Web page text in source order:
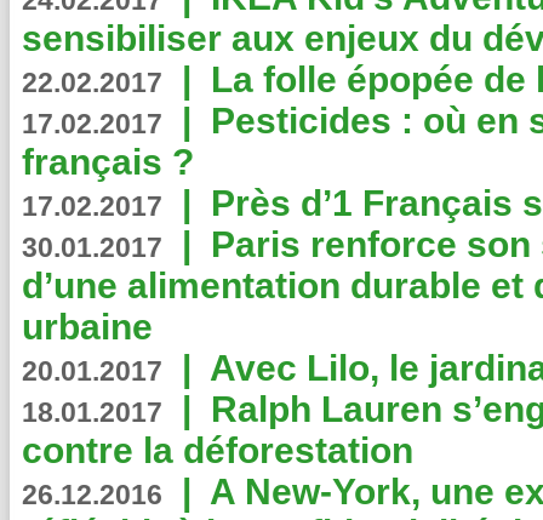
sensibiliser aux enjeux du
22.02.2017 | La folle épopée de
17.02.2017 | Pesticides : où en
français ?
17.02.2017 | Près d’1 Français
30.01.2017 | Paris renforce
d’une alimentation durable et
urbaine
20.01.2017 | Avec Lilo, le
18.01.2017 | Ralph Lauren
contre la déforestation
26.12.2016 | A New-York, une